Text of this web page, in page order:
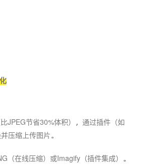
JPEG节省30%体积），通过插件（如
压缩上传图片。
（在线压缩）或Imagify（插件集成）。